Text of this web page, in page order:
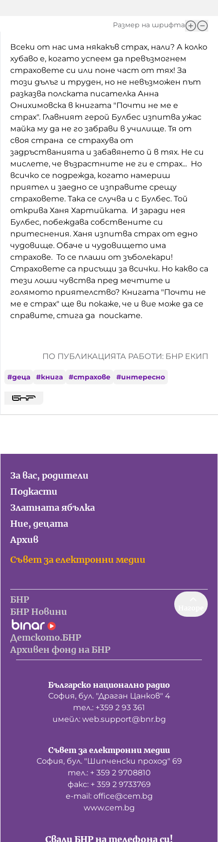
Размер на шрифта
Всеки от нас има някакъв страх, нали? А колко
хубаво е, когато успеем да превъзмогнем
страховете си или поне част от тях! За
този дълъг и труден, но не невъзможен път
разказва полската писателка Анна
Онихимовска в книгата "Почти не ме е
страх". Главният герой Булбес изпитва ужас
майка му да не го забрави в училище. Тя от
своя страна се страхува от
задръстванията и забавянето й в тях. Не си
мислете, че възрастните не ги е страх... Но
всичко се подрежда, когато намериш
приятел и заедно се изправите срещу
страховете. Така се случва и с Булбес. Той
открива Ханя Хартийката. И заради нея
Булбес, побеждава собствените си
притеснения. Ханя изпитва страх от едно
чудовище. Обаче и чудовището има
страхове. То се плаши от зъболекари!
Страховете са присъщи за всички. Но какво са
тези лоши чувства пред мечтите и
голямото приятелство? Книгата "Почти не
ме е страх" ще ви покаже, че и вие може да се
справите, стига да поискате.
ПО ПУБЛИКАЦИЯТА РАБОТИ: БНР ЕКИП
#деца #книга #страхове #интересно
За вас, родители
Подкасти
Златната ябълка
Ние, децата
Архив
Съвет за електронни медии
БНР
БНР Новини
Детското.БНР
Архивен фонд на БНР
Българско национално радио
София, бул. "Драган Цанков" 4
тел.: +359 2 93 361
имейл: web.support@bnr.bg
Свали БНР на телефона си!
Съвет за електронни медии
София, бул. "Шипченски проход" 69
тел.: + 359 2 9708810
факс: + 359 2 9733769
е-mail: office@cem.bg
www.cem.bg